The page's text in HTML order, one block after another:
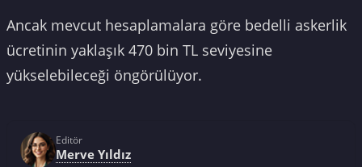
Ancak mevcut hesaplamalara göre bedelli askerlik
ücretinin yaklaşık 470 bin TL seviyesine
yükselebileceği öngörülüyor.
Editör
Merve Yıldız